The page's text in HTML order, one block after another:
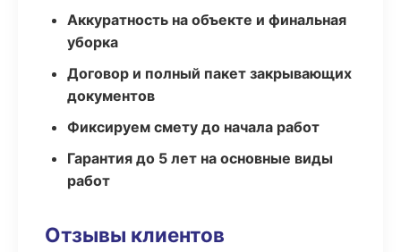
Аккуратность на объекте и финальная
уборка
Договор и полный пакет закрывающих
документов
Фиксируем смету до начала работ
Гарантия до 5 лет на основные виды
работ
Отзывы клиентов